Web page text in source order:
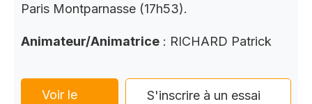
Paris Montparnasse (17h53).
Animateur/Animatrice : RICHARD Patrick
Voir le
S'inscrire à un essai